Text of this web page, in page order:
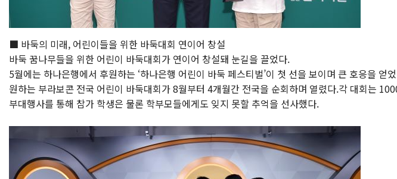
■ 바둑의 미래, 어린이들을 위한 바둑대회 연이어 창설
바둑 꿈나무들을 위한 어린이 바둑대회가 연이어 창설돼 눈길을 끌었다.
5월에는 하나은행에서 후원하는 ‘하나은행 어린이 바둑 페스티벌’이 첫 선을 보이며 큰 호응을
원하는 부라보콘 전국 어린이 바둑대회가 8월부터 4개월간 전국을 순회하며 열렸다.각 대회는
부대행사를 통해 참가 학생은 물론 학부모들에게도 잊지 못할 추억을 선사했다.